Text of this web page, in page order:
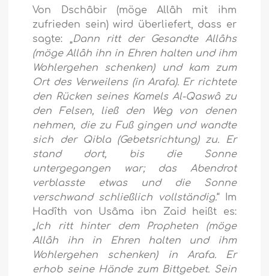
Von Dschâbir (möge Allâh mit ihm
zufrieden sein) wird überliefert, dass er
sagte: „Dann ritt der Gesandte Allâhs
(möge Allâh ihn in Ehren halten und ihm
Wohlergehen schenken) und kam zum
Ort des Verweilens (in Arafa). Er richtete
den Rücken seines Kamels Al-Qaswâ zu
den Felsen, ließ den Weg von denen
nehmen, die zu Fuß gingen und wandte
sich der Qibla (Gebetsrichtung) zu. Er
stand dort, bis die Sonne
untergegangen war; das Abendrot
verblasste etwas und die Sonne
verschwand schließlich vollständig.“ Im
Hadîth von Usâma ibn Zaid heißt es:
„Ich ritt hinter dem Propheten (möge
Allâh ihn in Ehren halten und ihm
Wohlergehen schenken) in Arafa. Er
erhob seine Hände zum Bittgebet. Sein